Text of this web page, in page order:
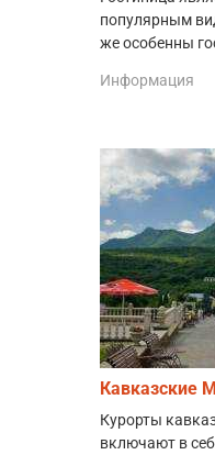
популярным
же особенны
Информация
Кавказские
Курорты
включают в